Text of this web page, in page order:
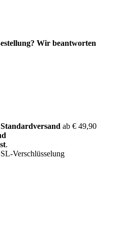
Wir beantworten
ab € 49,90
.
Verschlüsselung